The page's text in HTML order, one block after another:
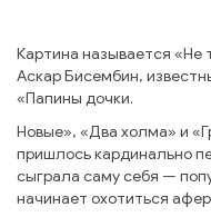
Картина называется «Не
Аскар Бисембин,
«Папины дочки.
Новые», «Два холма» и
пришлось кардинально
сыграла саму себя —
начинает охотиться